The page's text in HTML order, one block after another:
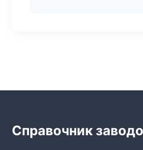
Справочник